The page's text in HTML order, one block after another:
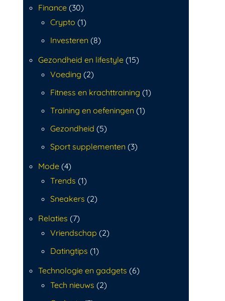
Finance (30)
Crypto (1)
Investeren (8)
Gezondheid en lifestyle (15)
Voeding (2)
Fitness en krachttraining (1)
Training en oefeningen (1)
Gezondheid (5)
Sport supplementen (3)
Mode (4)
Trends (1)
Sneakers (2)
Relaties (7)
Vriendschap (2)
Datingtips (1)
Technologie en gadgets (6)
Tech nieuws (2)